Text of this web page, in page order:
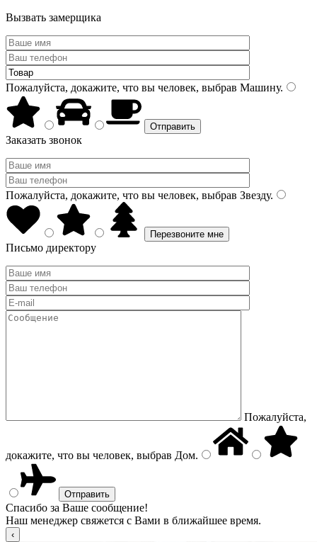
Вызвать замерщика
Пожалуйста, докажите, что вы человек, выбрав Машину.
Заказать звонок
Пожалуйста, докажите, что вы человек, выбрав Звезду.
Письмо директору
Пожалуйста,
докажите, что вы человек, выбрав Дом.
Спасибо за Ваше сообщение!
Наш менеджер свяжется с Вами в ближайшее время.